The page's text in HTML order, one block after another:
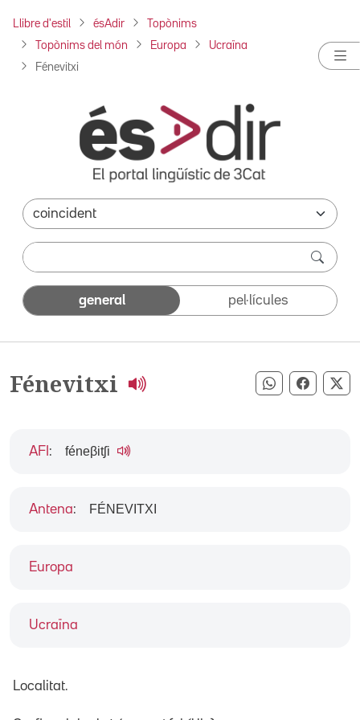
Llibre d'estil ésAdir Topònims
Topònims del món Europa Ucraïna
Fénevitxi
general pel·lícules
Fénevitxi Compartir
Europa
Ucraïna
AFI : féneβitʃi
Antena: FÉNEVITXI
Localitat.